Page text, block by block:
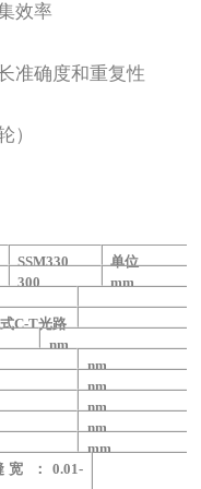
效率
准确度和重复性
）
SSM330
单位
300
mm
C-T光路
nm
nm
nm
nm
nm
mm
： 0.01-